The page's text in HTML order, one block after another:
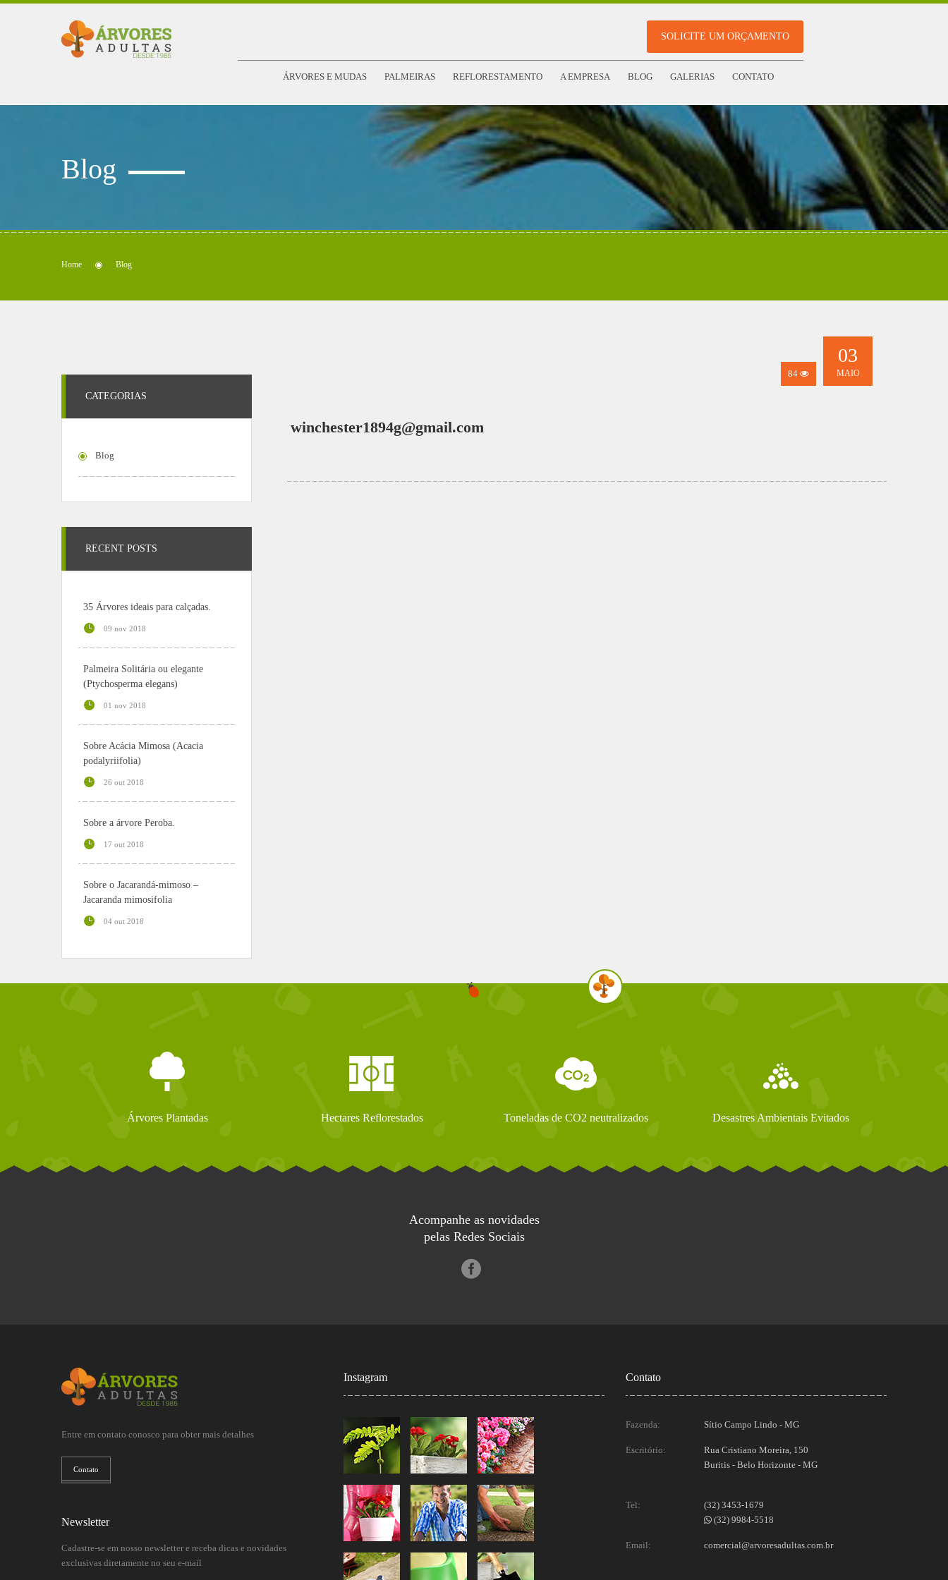
SOLICITE UM ORÇAMENTO
ÁRVORES E MUDAS PALMEIRAS REFLORESTAMENTO A EMPRESA BLOG GALERIAS CONTATO
Blog
Home Blog
84
03
MAIO
winchester1894g@gmail.com
CATEGORIAS
Blog
RECENT POSTS
35 Árvores ideais para calçadas.
09 nov 2018
Palmeira Solitária ou elegante
(Ptychosperma elegans)
01 nov 2018
Sobre Acácia Mimosa (Acacia
podalyriifolia)
26 out 2018
Sobre a árvore Peroba.
17 out 2018
Sobre o Jacarandá-mimoso –
Jacaranda mimosifolia
04 out 2018
Árvores Plantadas Hectares Reflorestados Toneladas de CO2 neutralizados Desastres Ambientais Evitados
Acompanhe as novidades
pelas Redes Sociais
Entre em contato conosco para obter mais detalhes
Contato
Newsletter
Cadastre-se em nosso newsletter e receba dicas e novidades
exclusivas diretamente no seu e-mail
Instagram Contato
Fazenda: Sítio Campo Lindo - MG
Escritório:
Rua Cristiano Moreira, 150
Buritis - Belo Horizonte - MG
Tel:
(32) 3453-1679
(32) 9984-5518
Email: comercial@arvoresadultas.com.br